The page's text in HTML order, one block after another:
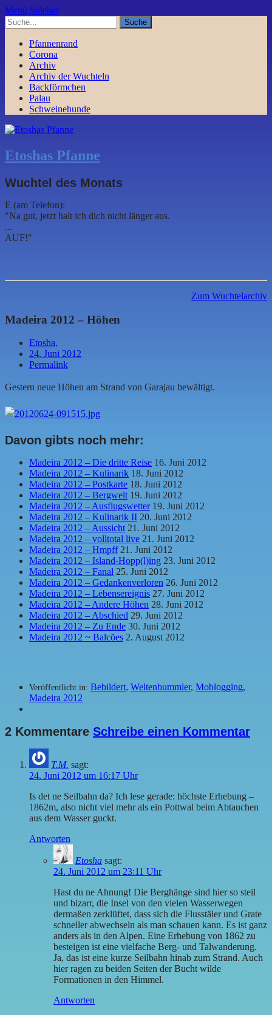
Menü Sidebar
Pfannenrand
Corona
Archiv
Archiv der Wuchteln
Backförmchen
Palau
Schweinehunde
Etoshas Pfanne
Wuchtel des Monats
E (am Telefon):
"Na gut, jetzt halt ich dich nicht länger aus.
...
AUF!"
Zum Wuchtelarchiv
Madeira 2012 – Höhen
Etosha,
24. Juni 2012
Permalink
Gestern neue Höhen am Strand von Garajau bewältigt.
Davon gibts noch mehr:
Madeira 2012 – Die dritte Reise 16. Juni 2012
Madeira 2012 – Kulinarik 18. Juni 2012
Madeira 2012 – Postkarte 18. Juni 2012
Madeira 2012 – Bergwelt 19. Juni 2012
Madeira 2012 – Ausflugswetter19. Juni 2012
Madeira 2012 – Kulinarik II 20. Juni 2012
Madeira 2012 – Aussicht 21. Juni 2012
Madeira 2012 – volltotal live 21. Juni 2012
Madeira 2012 – Hmpff21. Juni 2012
Madeira 2012 – Island-Hopp(l)ing 23. Juni 2012
Madeira 2012 – Fanal 25. Juni 2012
Madeira 2012 – Gedankenverloren 26. Juni 2012
Madeira 2012 – Lebensereignis 27. Juni 2012
Madeira 2012 – Andere Höhen 28. Juni 2012
Madeira 2012 – Abschied 29. Juni 2012
Madeira 2012 – Zu Ende 30. Juni 2012
Madeira 2012 ~ Balcões 2. August 2012
Veröffentlicht in: Bebildert, Weltenbummler, Moblogging,
Madeira 2012
2 Kommentare Schreibe einen Kommentar
T.M. sagt:
24. Juni 2012 um 16:17 Uhr
Is det ne Seilbahn da? Ich lese gerade: höchste Erhebung –
1862m, also nicht viel mehr als ein Pottwal beim Abtauchen
aus dem Wasser guckt.
Antworten
Etosha sagt:
24. Juni 2012 um 23:11 Uhr
Hast du ne Ahnung! Die Berghänge sind hier so steil
und bizarr, die Insel von den vielen Wasserwegen
dermaßen zerklüftet, dass sich die Flusstäler und Grate
schneller abwechseln als man schauen kann. Es ist ganz
anders als in den Alpen. Eine Erhebung von 1862 zu
besteigen ist eine vielfache Berg- und Talwanderung.
Ja, das ist eine kurze Seilbahn hinab zum Strand. Auch
hier ragen zu beiden Seiten der Bucht wilde
Formationen in den Himmel.
Antworten